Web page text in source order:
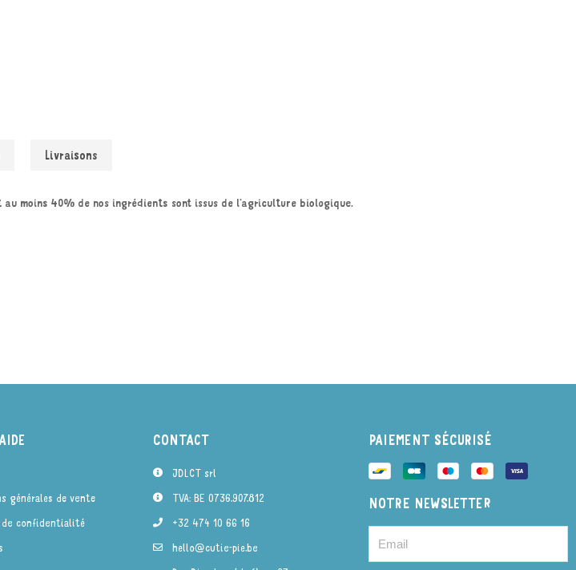
Livraisons
au moins 40% de nos ingrédients sont issus de l’agriculture biologique.
générales de vente
confidentialité
CONTACT
JDLCT srl
TVA: BE 0736.907.812
+32 474 10 66 16
hello@cutie-pie.be
PAIEMENT SÉCURISÉ
NOTRE NEWSLETTER